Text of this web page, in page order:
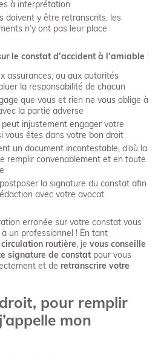
à interprétation
doivent y être retranscrits, les
n’y ont pas leur place
le constat d’accident à l’amiable :
assurances, ou aux autorités
la responsabilité de chacun
que vous et rien ne vous oblige à
la partie adverse
injustement engager votre
vous êtes dans votre bon droit
un document incontestable, d’où la
remplir convenablement et en toute
la signature du constat afin
avec votre avocat
erronée sur votre constat vous
un professionnel ! En tant
routière, je vous conseille
signature de constat pour vous
et de retranscrire votre
pour remplir
mon